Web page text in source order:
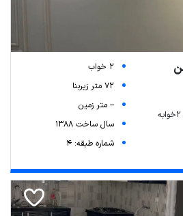
2 خواب
72 متر زیربنا
-- متر زمین
سال ساخت 1388
شماره طبقه: 4